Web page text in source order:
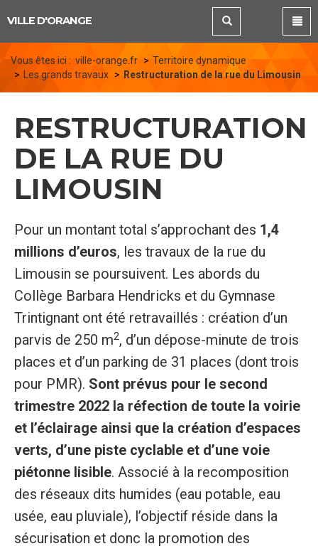
VILLE D'ORANGE
Vous êtes ici : ville-orange.fr
Territoire dynamique
Les grands travaux
Restructuration de la rue du Limousin
RESTRUCTURATION
DE LA RUE DU
LIMOUSIN
Pour un montant total s’approchant des 1,4
millions d’euros, les travaux de la rue du
Limousin se poursuivent. Les abords du
Collège Barbara Hendricks et du Gymnase
Trintignant ont été retravaillés : création d’un
parvis de 250 m2, d’un dépose-minute de trois
places et d’un parking de 31 places (dont trois
pour PMR). Sont prévus pour le second
trimestre 2022 la réfection de toute la voirie
et l’éclairage ainsi que la création d’espaces
verts, d’une piste cyclable et d’une voie
piétonne lisible. Associé à la recomposition
des réseaux dits humides (eau potable, eau
usée, eau pluviale), l’objectif réside dans la
sécurisation et donc la promotion des